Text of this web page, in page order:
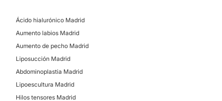
CIRUGÍA BARIÁTRICA
Tratamiento obesidad
Ácido hialurónico Madrid
Aumento labios Madrid
Aumento de pecho Madrid
Liposucción Madrid
Abdominoplastia Madrid
Lipoescultura Madrid
Hilos tensores Madrid